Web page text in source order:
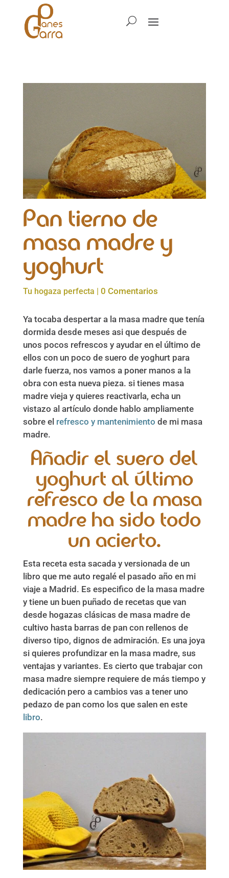
Pan tierno de
masa madre y
yoghurt
Tu hogaza perfecta | 0 Comentarios
Ya tocaba despertar a la masa madre que tenía
dormida desde meses asi que después de
unos pocos refrescos y ayudar en el último de
ellos con un poco de suero de yoghurt para
darle fuerza, nos vamos a poner manos a la
obra con esta nueva pieza. si tienes masa
madre vieja y quieres reactivarla, echa un
vistazo al artículo donde hablo ampliamente
sobre el refresco y mantenimiento de mi masa
madre.
Añadir el suero del
yoghurt al último
refresco de la masa
madre ha sido todo
un acierto.
Esta receta esta sacada y versionada de un
libro que me auto regalé el pasado año en mi
viaje a Madrid. Es especifico de la masa madre
y tiene un buen puñado de recetas que van
desde hogazas clásicas de masa madre de
cultivo hasta barras de pan con rellenos de
diverso tipo, dignos de admiración. Es una joya
si quieres profundizar en la masa madre, sus
ventajas y variantes. Es cierto que trabajar con
masa madre siempre requiere de más tiempo y
dedicación pero a cambios vas a tener uno
pedazo de pan como los que salen en este
libro.